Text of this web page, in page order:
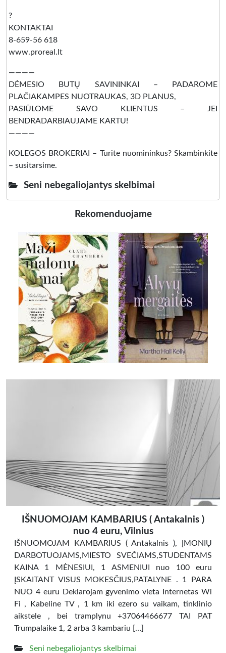
?
KONTAKTAI
8-659-56 618
www.proreal.lt
————
DĖMESIO BUTŲ SAVININKAI – PADAROME
PLAČIAKAMPES NUOTRAUKAS, 3D PLANUS,
PASIŪLOME SAVO KLIENTUS – JEI
BENDRADARBIAUJAME KARTU!
————
KOLEGOS BROKERIAI – Turite nuomininkus? Skambinkite
– susitarsime.
Seni nebegaliojantys skelbimai
Rekomenduojame
IŠNUOMOJAM KAMBARIUS ( Antakalnis )
nuo 4 euru, Vilnius
IŠNUOMOJAM KAMBARIUS ( Antakalnis ), ĮMONIŲ
DARBOTUOJAMS,MIESTO SVEČIAMS,STUDENTAMS
KAINA 1 MĖNESIUI, 1 ASMENIUI nuo 100 euru
ĮSKAITANT VISUS MOKESČIUS,PATALYNE . 1 PARA
NUO 4 euru Deklarojam gyvenimo vieta Internetas Wi
Fi , Kabeline TV , 1 km iki ezero su vaikam, tinklinio
aikstele , bei tramplynu +37064466677 TAI PAT
Trumpalaike 1, 2 arba 3 kambariu […]
Seni nebegaliojantys skelbimai